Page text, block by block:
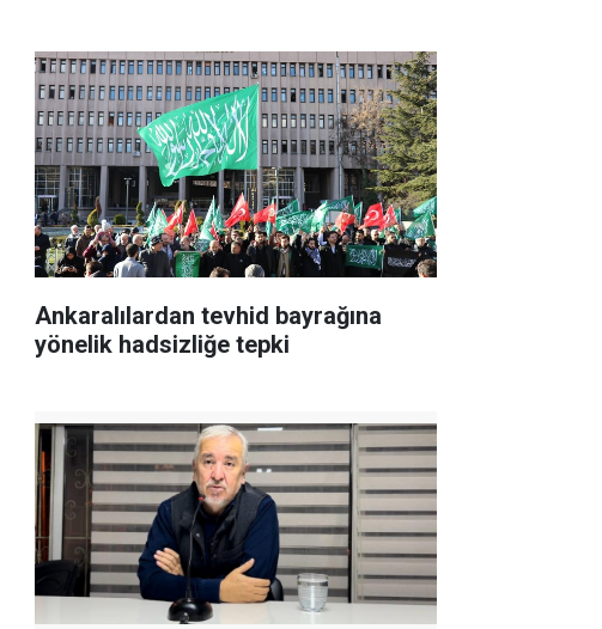
Ankaralılardan tevhid bayrağına
yönelik hadsizliğe tepki